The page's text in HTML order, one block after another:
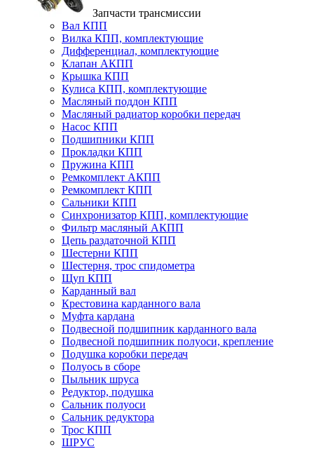
Запчасти трансмиссии
Вал КПП
Вилка КПП, комплектующие
Дифференциал, комплектующие
Клапан АКПП
Крышка КПП
Кулиса КПП, комплектующие
Масляный поддон КПП
Масляный радиатор коробки передач
Насос КПП
Подшипники КПП
Прокладки КПП
Пружина КПП
Ремкомплект АКПП
Ремкомплект КПП
Сальники КПП
Синхронизатор КПП, комплектующие
Фильтр масляный АКПП
Цепь раздаточной КПП
Шестерни КПП
Шестерня, трос спидометра
Щуп КПП
Карданный вал
Крестовина карданного вала
Муфта кардана
Подвесной подшипник карданного вала
Подвесной подшипник полуоси, крепление
Подушка коробки передач
Полуось в сборе
Пыльник шруса
Редуктор, подушка
Сальник полуоси
Сальник редуктора
Трос КПП
ШРУС